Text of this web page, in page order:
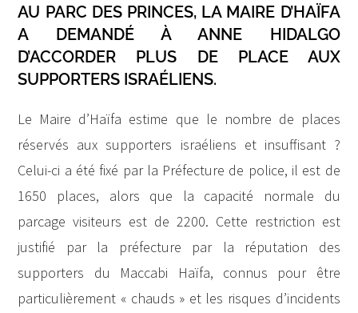
AU PARC DES PRINCES, LA MAIRE D’HAÏFA
A DEMANDÉ À ANNE HIDALGO
D’ACCORDER PLUS DE PLACE AUX
SUPPORTERS ISRAÉLIENS.
Le Maire d’Haïfa estime que le nombre de places
réservés aux supporters israéliens et insuffisant ?
Celui-ci a été fixé par la Préfecture de police, il est de
1650 places, alors que la capacité normale du
parcage visiteurs est de 2200. Cette restriction est
justifié par la préfecture par la réputation des
supporters du Maccabi Haïfa, connus pour être
particulièrement « chauds » et les risques d’incidents